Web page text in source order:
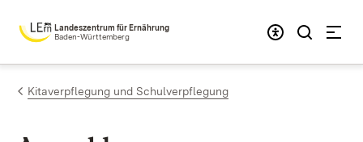
Zum Inhalt springen
Landeszentrum für Ernährung
Baden-Württemberg
Kitaverpflegung und Schulverpflegung